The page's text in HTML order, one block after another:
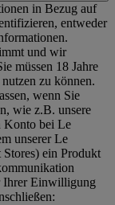
in Bezug auf
entweder
und wir
müssen 18 Jahre
zu können.
wenn Sie
wie z.B. unsere
Konto bei Le
unserer Le
ein Produkt
Ihrer Einwilligung